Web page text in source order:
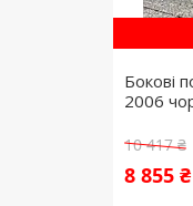
Бокові
2006
10 417 ₴
8 855 ₴